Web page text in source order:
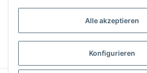
Alle akzeptieren
Konfigurieren
* Alle Preise inkl. gesetzlicher USt.,
VERTRAG WIDERRUFEN